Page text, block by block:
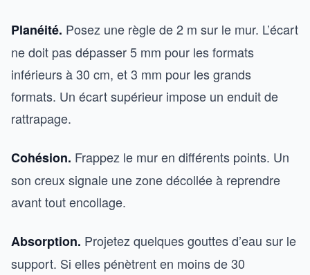
Planéité. Posez une règle de 2 m sur le mur. L’écart
ne doit pas dépasser 5 mm pour les formats
inférieurs à 30 cm, et 3 mm pour les grands
formats. Un écart supérieur impose un enduit de
rattrapage.
Cohésion. Frappez le mur en différents points. Un
son creux signale une zone décollée à reprendre
avant tout encollage.
Absorption. Projetez quelques gouttes d’eau sur le
support. Si elles pénètrent en moins de 30